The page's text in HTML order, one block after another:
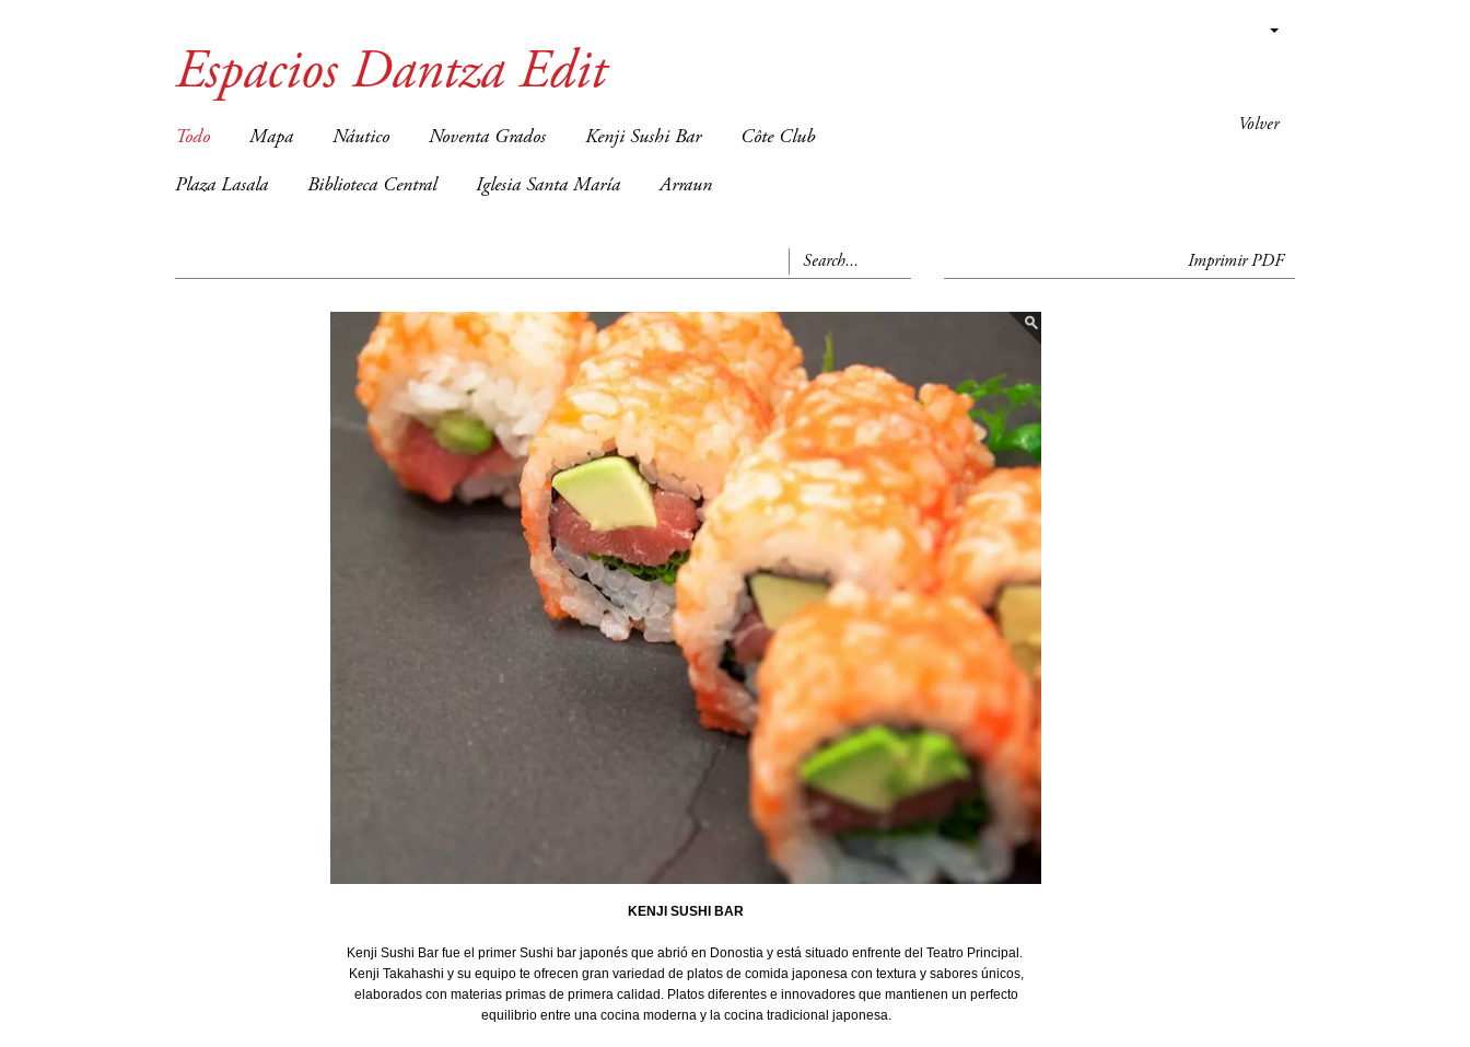
Volver
Espacios Dantza Edit
Todo Mapa Náutico Noventa Grados Kenji Sushi Bar Côte Club
Plaza Lasala Biblioteca Central Iglesia Santa María Arraun
Imprimir PDF
KENJI SUSHI BAR
Kenji Sushi Bar fue el primer Sushi bar japonés que abrió en Donostia y está situado enfrente del Teatro Principal.
Kenji Takahashi y su equipo te ofrecen gran variedad de platos de comida japonesa con textura y sabores únicos,
elaborados con materias primas de primera calidad. Platos diferentes e innovadores que mantienen un perfecto
equilibrio entre una cocina moderna y la cocina tradicional japonesa.